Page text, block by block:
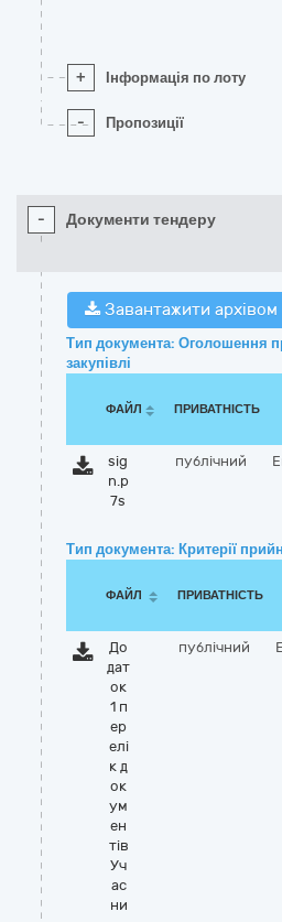
+ Інформація по лоту
- Пропозиції
- Документи тендеру
Завантажити архівом
Тип документа: Оголошення
закупівлі
ФАЙЛ ПРИВАТНІСТЬ
sig
n.p
7s
публічний
Тип документа: Критерії
ФАЙЛ ПРИВАТНІСТЬ
До
дат
ок
1 п
ер
елі
к д
ок
ум
ен
тів
Уч
ас
ни
публічний